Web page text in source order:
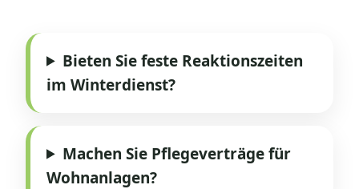
Bieten Sie feste Reaktionszeiten
im Winterdienst?
Machen Sie Pflegeverträge für
Wohnanlagen?